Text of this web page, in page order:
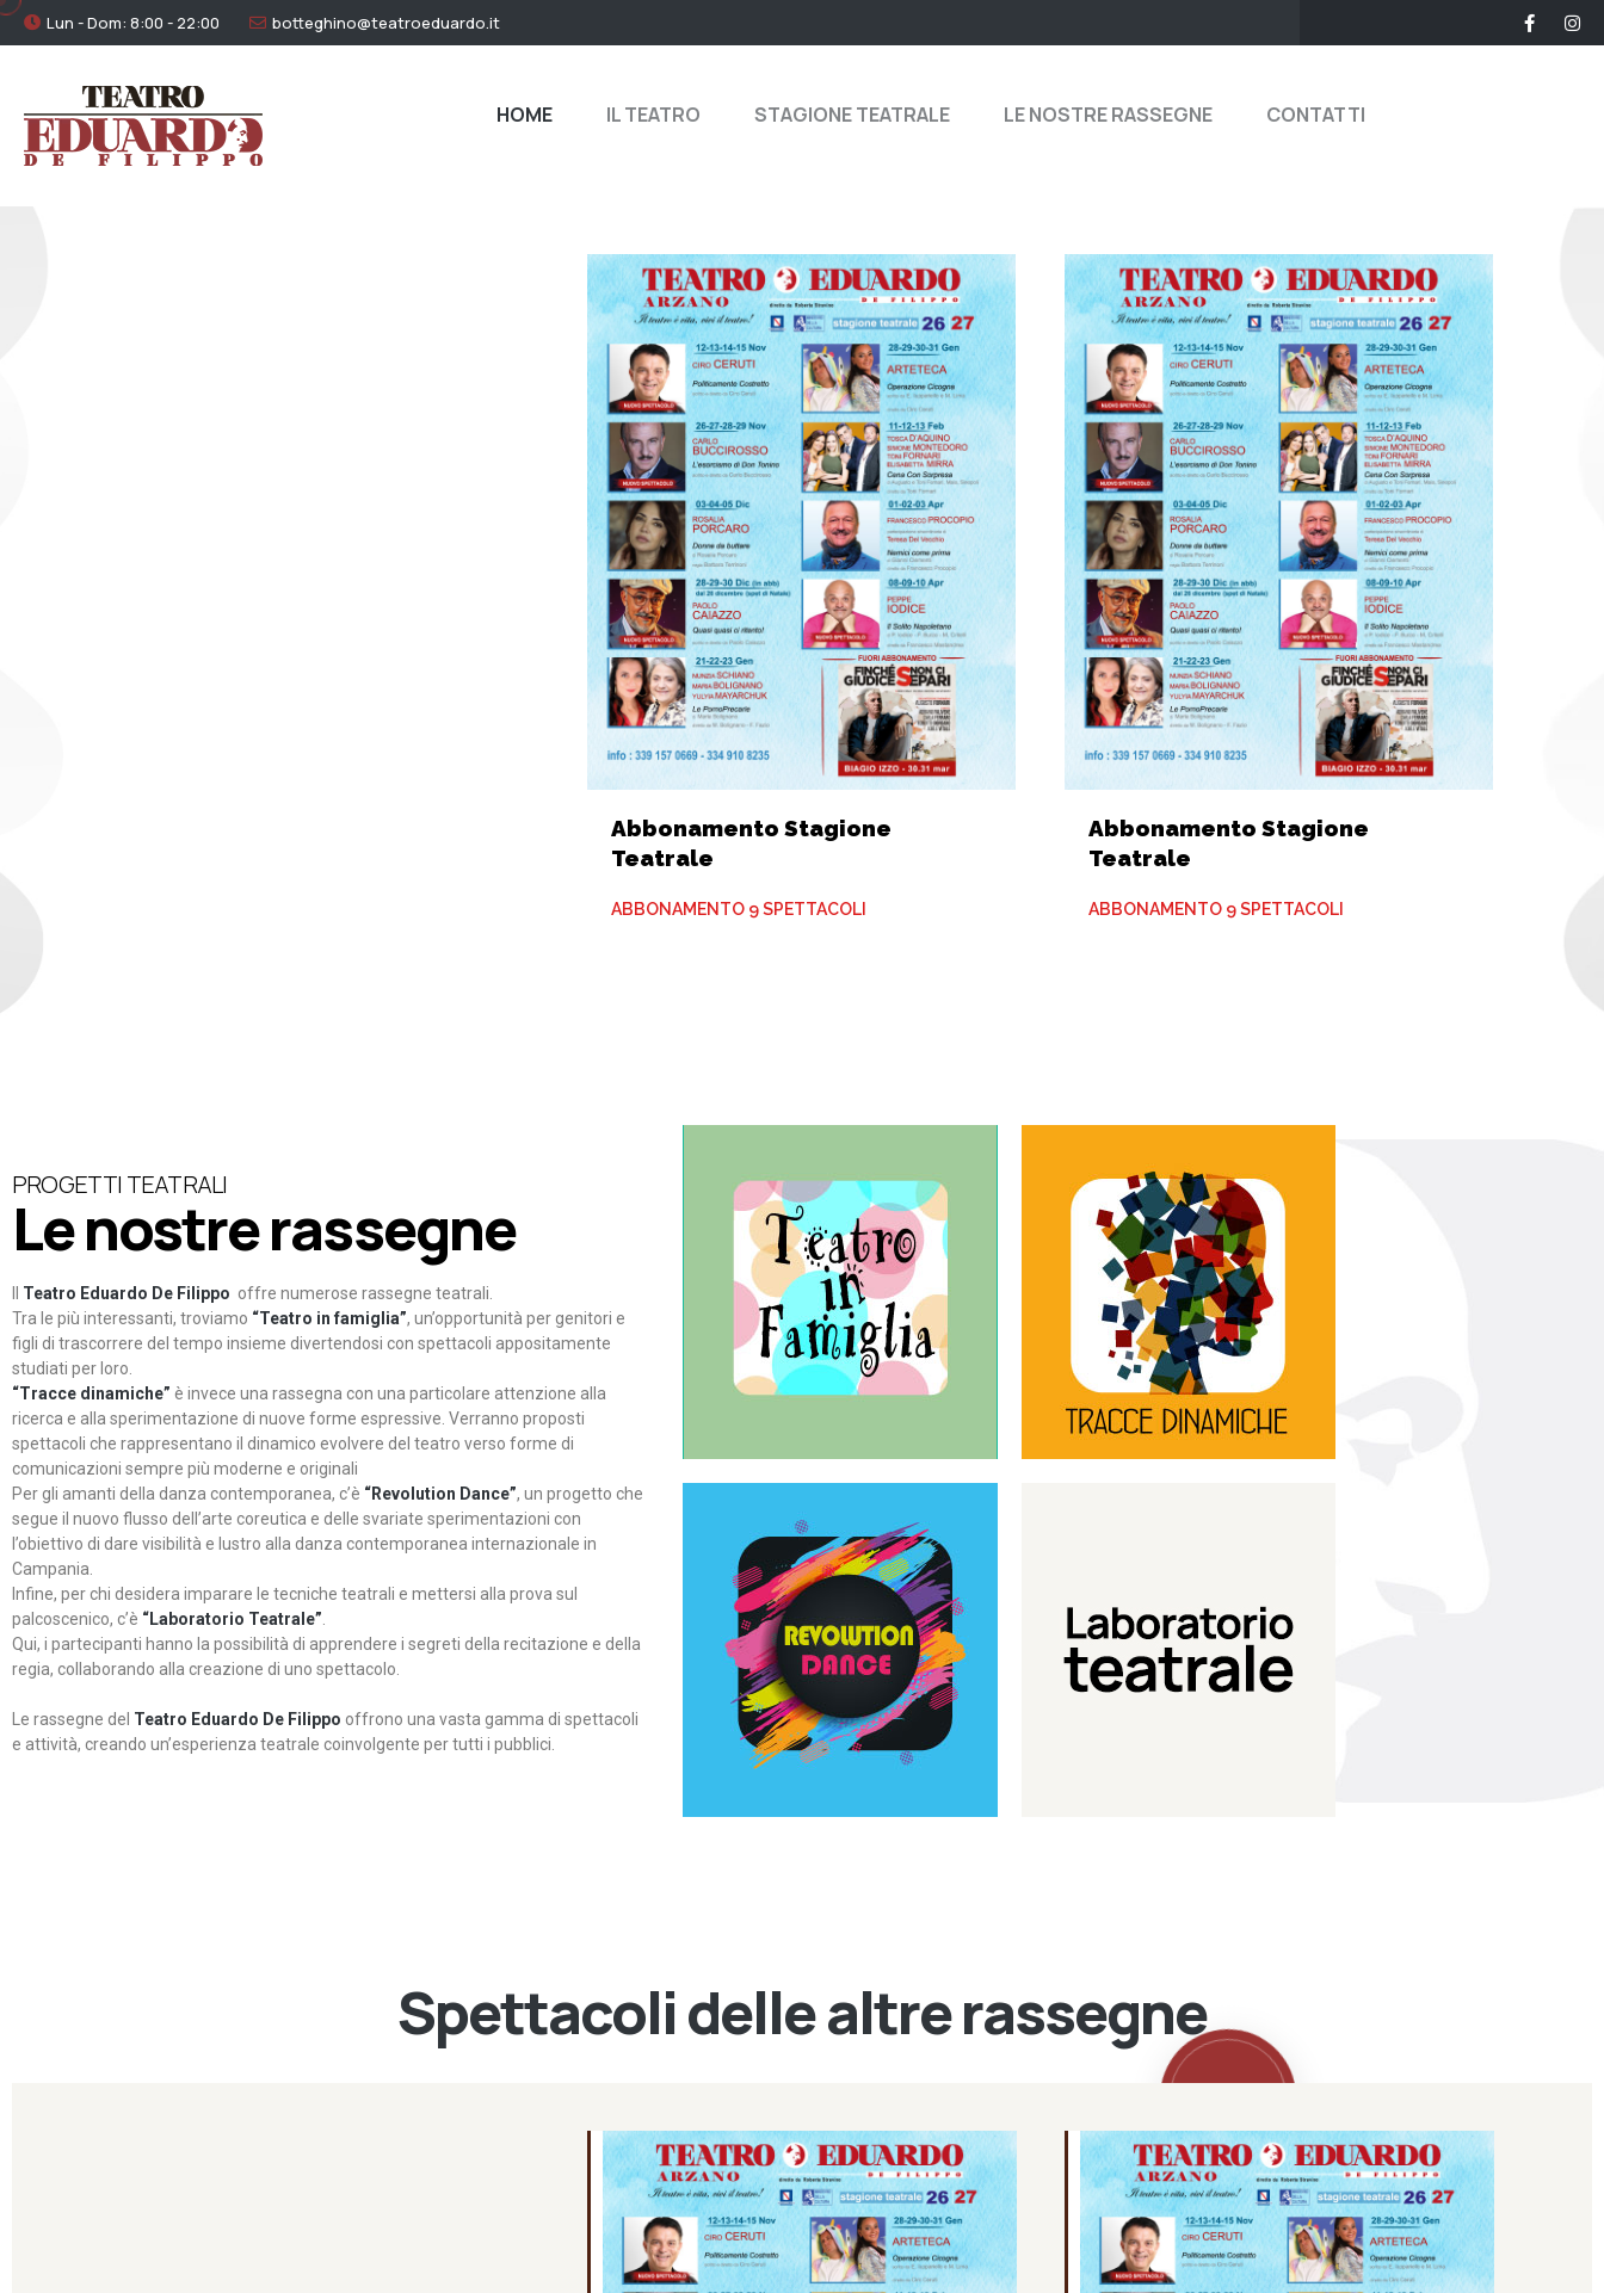
Lun - Dom: 8:00 - 22:00 botteghino@teatroeduardo.it
HOME IL TEATRO STAGIONE TEATRALE LE NOSTRE RASSEGNE CONTATTI
Abbonamento Stagione
Teatrale
ABBONAMENTO 9 SPETTACOLI
Abbonamento Stagione
Teatrale
ABBONAMENTO 9 SPETTACOLI
PROGETTI TEATRALI
Le nostre rassegne
Teatro Eduardo De Filippo offre numerose rassegne teatrali.
Tra le più interessanti, troviamo “Teatro in famiglia”, un’opportunità per genitori e
figli di trascorrere del tempo insieme divertendosi con spettacoli appositamente
studiati per loro.
“Tracce dinamiche” è invece una rassegna con una particolare attenzione alla
ricerca e alla sperimentazione di nuove forme espressive. Verranno proposti
spettacoli che rappresentano il dinamico evolvere del teatro verso forme di
comunicazioni sempre più moderne e originali
Per gli amanti della danza contemporanea, c’è “Revolution Dance”, un progetto che
segue il nuovo flusso dell’arte coreutica e delle svariate sperimentazioni con
l’obiettivo di dare visibilità e lustro alla danza contemporanea internazionale in
Campania.
Infine, per chi desidera imparare le tecniche teatrali e mettersi alla prova sul
palcoscenico, c’è “Laboratorio Teatrale”
Qui, i partecipanti hanno la possibilità di apprendere i segreti della recitazione e della
regia, collaborando alla creazione di uno spettacolo.
Le rassegne del Teatro Eduardo De Filippo offrono una vasta gamma di spettacoli
e attività, creando un’esperienza teatrale coinvolgente per tutti i pubblici.
Teatro in famiglia
Teatro In Famiglia è una
rassegna di teatro concepita
per far condividere e godere
del teatro all’intera famiglia.
Continua
Tracce dinamiche
Tracce Dinamiche è una
rassegna di teatro
d’innovazione e sperimentale.
Continua
Revolution Dance
Rassegna di danza
contemporanea – I Edizione
Continua
Laboratorio di teatro del
Teatro Eduardo de Filippo
Spettacoli delle altre rassegne